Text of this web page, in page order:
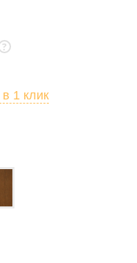
?
в 1 клик